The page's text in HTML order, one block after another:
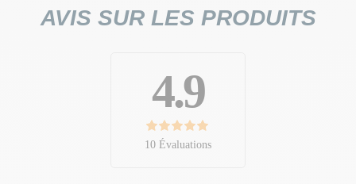
AVIS SUR LES PRODUITS
4.9
10 Évaluations